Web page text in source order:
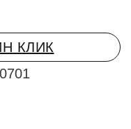
КЛИК